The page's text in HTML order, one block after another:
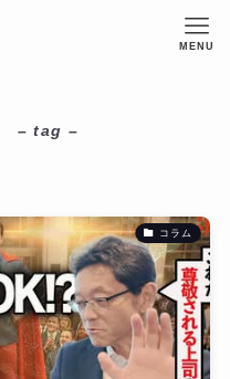
MENU
– tag –
コラム